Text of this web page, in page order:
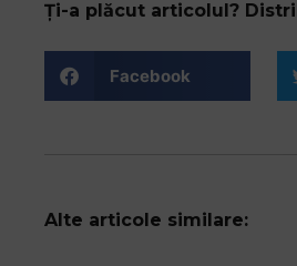
Ți-a plăcut articolul?
Facebook
Alte articole similare: